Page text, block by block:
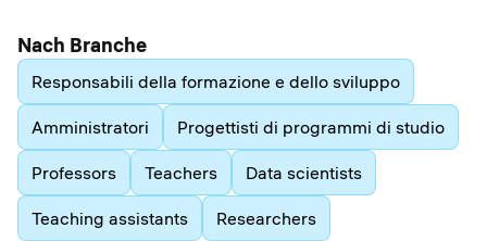
Nach Branche
Responsabili della formazione e dello sviluppo
Amministratori Progettisti di programmi di studio
Professors Teachers Data scientists
Teaching assistants Researchers